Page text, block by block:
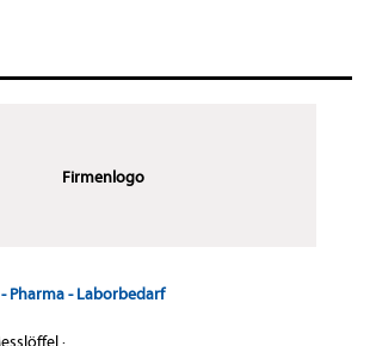
Firmenlogo
Pharma - Laborbedarf